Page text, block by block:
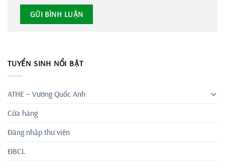
TUYỂN SINH NỔI BẬT
ATHE – Vương Quốc Anh
Cửa hàng
Đăng nhập thư viện
ĐBCL